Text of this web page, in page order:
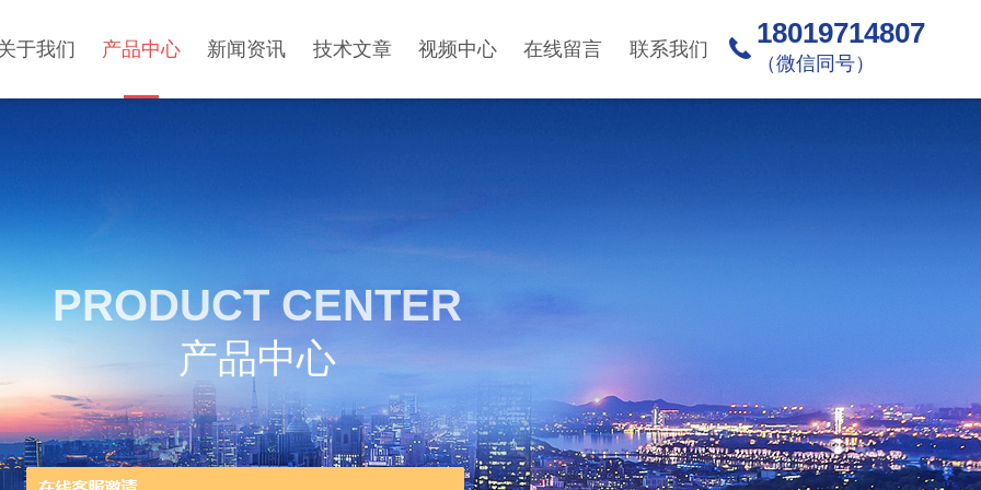
于我们 产品中心 新闻资讯 技术文章 视频中心 在线留言 联系我们 18019714807
（微信同号）
PRODUCT CENTER
产品中心